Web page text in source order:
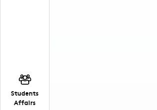
Students
Affairs